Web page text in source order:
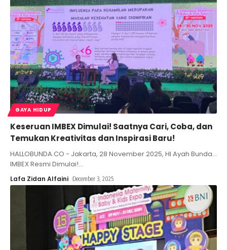
GAYA HIDUP
Keseruan IMBEX Dimulai! Saatnya Cari, Coba, dan
Temukan Kreativitas dan Inspirasi Baru!
HALLOBUNDA.CO - Jakarta, 28 November 2025, HI Ayah Bunda...
IMBEX Resmi Dimulai!…
Lafa Zidan Alfaini December 3, 2025